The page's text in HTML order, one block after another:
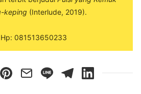
keping (Interlude, 2019).
081513650233